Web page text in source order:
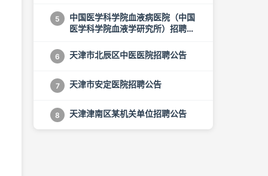
5
中国医学科学院血液病医院（中国
医学科学院血液学研究所）招聘公
6 天津市北辰区中医医院招聘公告
7 天津市安定医院招聘公告
8 天津津南区某机关单位招聘公告